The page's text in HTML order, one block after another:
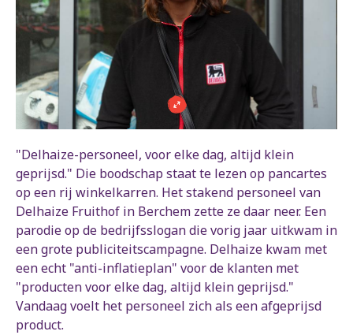
"Delhaize-personeel, voor elke dag, altijd klein
geprijsd." Die boodschap staat te lezen op pancartes
op een rij winkelkarren. Het stakend personeel van
Delhaize Fruithof in Berchem zette ze daar neer. Een
parodie op de bedrijfsslogan die vorig jaar uitkwam in
een grote publiciteitscampagne. Delhaize kwam met
een echt "anti-inflatieplan" voor de klanten met
"producten voor elke dag, altijd klein geprijsd."
Vandaag voelt het personeel zich als een afgeprijsd
product.